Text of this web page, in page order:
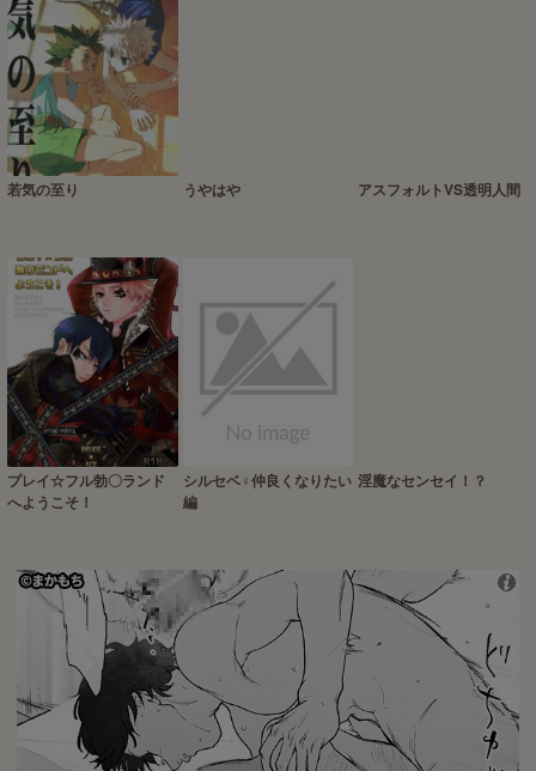
若気の至り うやはや アスフォルトVS透明人間
プレイ☆フル勃〇ランド
へようこそ！
シルセベ♀仲良くなりたい
編
淫魔なセンセイ！？